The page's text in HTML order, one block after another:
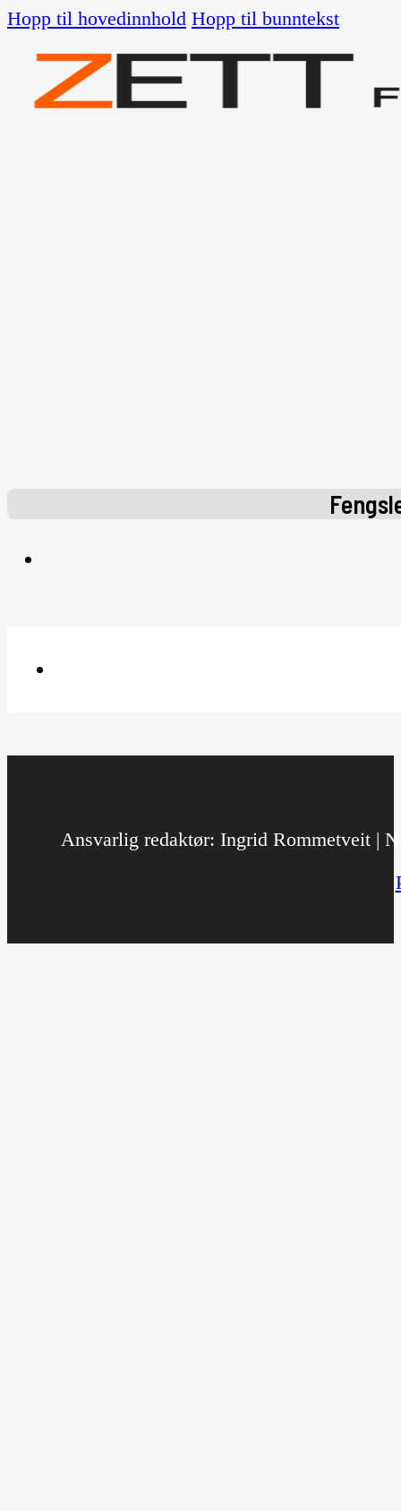
Hopp til hovedinnhold Hopp til bunntekst
Ansvarlig redaktør: Ingrid Rommetveit |